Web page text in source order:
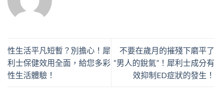
性生活平凡短暫？別擔心！犀
利士保健效用全面，給您多彩
性生活體驗！
不要在歲月的摧殘下磨平了
“男人的銳氣”！犀利士成分有
效抑制ED症狀的發生！